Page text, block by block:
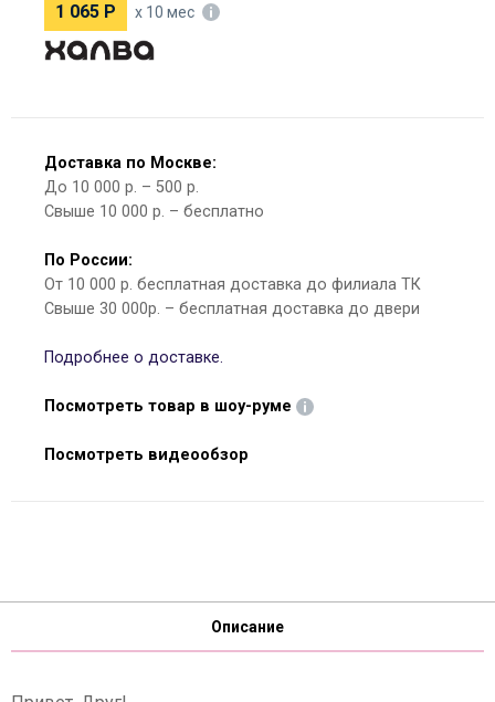
1 065 Р х 10 мес
Доставка по Москве:
До 10 000 р. – 500 р.
Свыше 10 000 р. – бесплатно
По России:
От 10 000 р. бесплатная доставка до филиала ТК
Свыше 30 000р. – бесплатная доставка до двери
Подробнее о доставке.
Посмотреть товар в шоу-руме
Посмотреть видеообзор
Описание